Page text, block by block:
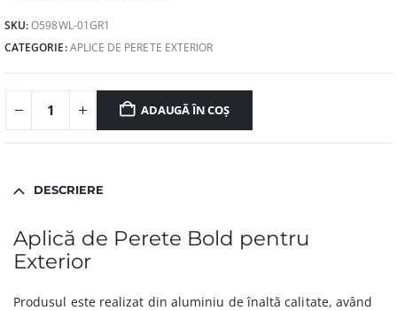
SKU:O598WL-01GR1
CATEGORIE:APLICE DE PERETE EXTERIOR
ADAUGĂ ÎN COȘ
DESCRIERE
Aplică de Perete Bold pentru
Exterior
Produsul este realizat din aluminiu de înaltă calitate, având